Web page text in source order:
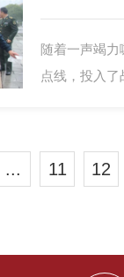
随着一声竭
点线，投入
... 11 12